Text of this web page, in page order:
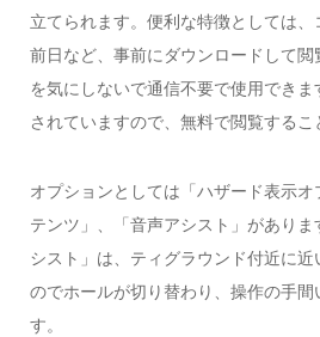
立てられます。便利な特徴としては
前日など、事前にダウンロードして
を気にしないで通信不要で使用でき
されていますので、無料で閲覧するこ
オプションとしては「ハザード表示
テンツ」、「音声アシスト」があり
シスト」は、ティグラウンド付近に
のでホールが切り替わり、操作の手
す。